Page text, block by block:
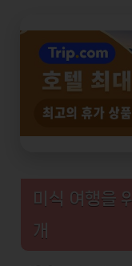
미식 여행을
개